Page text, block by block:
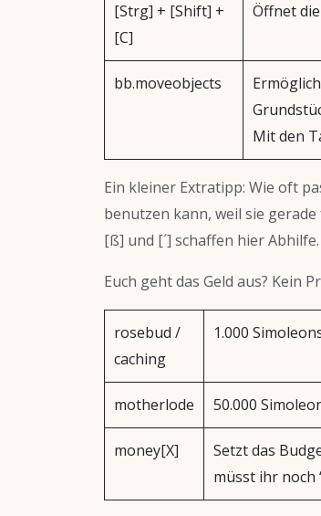
[Strg] + [Shift] +
[C]
Öffnet
bb.moveobjects
Mit den
Ein kleiner Extratipp: Wie oft
benutzen kann, weil sie
[ß] und [´] schaffen hier
Euch geht das Geld aus? Kein
rosebud /
caching
1.000
motherlode 50.000
money[X]
Setzt das
müsst ihr noch